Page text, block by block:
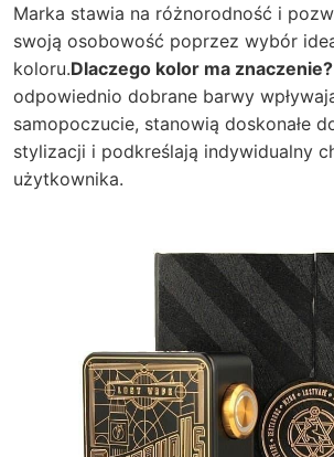
Marka stawia na różnorodność i
swoją osobowość poprzez wybór
koloru.Dlaczego kolor ma znaczenie?
odpowiednio dobrane barwy
samopoczucie, stanowią doskonałe
stylizacji i podkreślają indywidualny
użytkownika.